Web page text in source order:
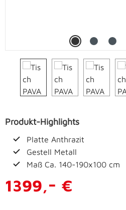
Produkt-Highlights
Platte Anthrazit
Gestell Metall
Maß Ca. 140-190x100 cm
1399,- €